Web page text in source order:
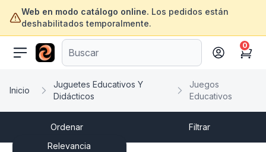
Web en modo catálogo online. Los pedidos están
deshabilitados temporalmente.
ofertasinformatica.com
Cart
0
Inicio
Juguetes Educativos Y
Didácticos
Juegos
Educativos
Ordenar
Relevancia
Filtrar